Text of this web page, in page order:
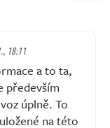
18:11
a to ta,
především
úplně. To
na této